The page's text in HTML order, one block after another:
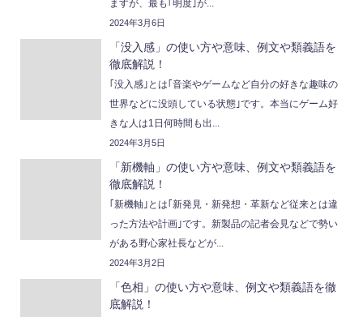
ますが、最も｢明度｣が...
2024年3月6日
「没入感」の使い方や意味、例文や類義語を
徹底解説！
｢没入感｣とは｢音楽やゲームなど自分の好きな趣味の
世界などに没頭している状態｣です。本当にゲーム好
きな人は1日何時間も出...
2024年3月5日
「新機軸」の使い方や意味、例文や類義語を
徹底解説！
｢新機軸｣とは｢新発見・新発想・革新など従来とは違
った方法や計画｣です。新製品の記者会見などで勢い
がある野心家社長などが...
2024年3月2日
「色相」の使い方や意味、例文や類義語を徹
底解説！